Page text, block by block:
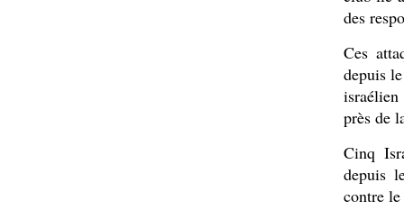
des
Ces
depuis
près de
Cinq
depuis
contre le